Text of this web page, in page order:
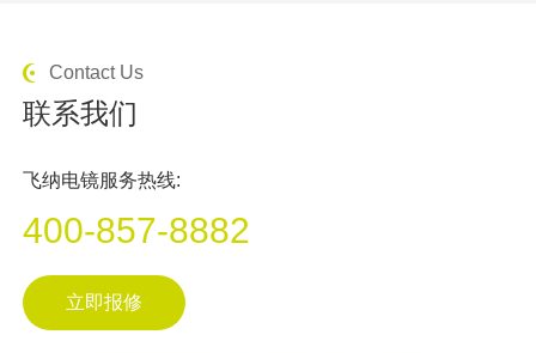
Contact Us
联系我们
⻜纳电镜服务热线:
400-857-8882
立即报修